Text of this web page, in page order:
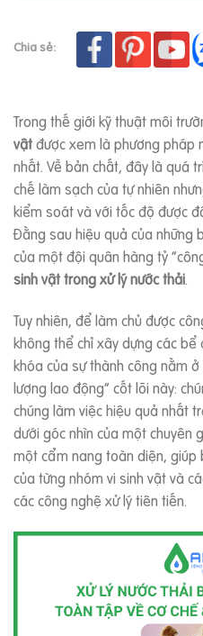
Chia sẻ:
Trong thế giới kỹ thuật môi
vậtđược xem là phương pháp
nhất. Về bản chất, đây là quá
chế làm sạch của tự nhiên
kiểm soát và với tốc độ được
Đằng sau hiệu quả của những
của một đội quân hàng tỷ
sinh vật trong xử lý nước thải.
Tuy nhiên, để làm chủ được
không thể chỉ xây dựng các
khóa của sự thành công nằm
lượng lao động” cốt lõi này:
chúng làm việc hiệu quả nhất
dưới góc nhìn của một chuyên
một cẩm nang toàn diện, giúp
của từng nhóm vi sinh vật và
các công nghệ xử lý tiên tiến.